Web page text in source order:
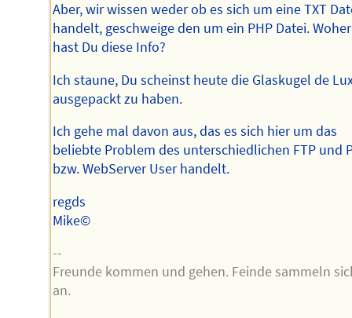
Aber, wir wissen weder ob es sich um eine TXT
handelt, geschweige den um ein PHP Datei. Woher
hast Du diese Info?
Ich staune, Du scheinst heute die Glaskugel de
ausgepackt zu haben.
Ich gehe mal davon aus, das es sich hier um das
beliebte Problem des unterschiedlichen FTP und
bzw. WebServer User handelt.
regds
Mike©
--
Freunde kommen und gehen. Feinde sammeln
an.